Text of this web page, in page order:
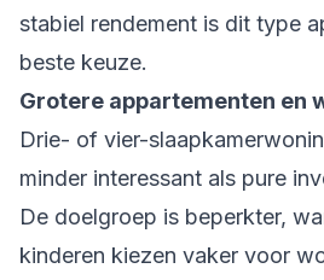
stabiel rendement is dit type
beste keuze.
Grotere appartementen en
Drie- of vier-
minder interessant als pure
De doelgroep is beperkter,
kinderen kiezen vaker voor